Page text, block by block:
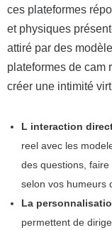
ces plateformes
et physiques
attiré par des
plateformes de cam
créer une intimité
L interaction
reel avec les
des questions,
selon vos humeurs
La
permettent de